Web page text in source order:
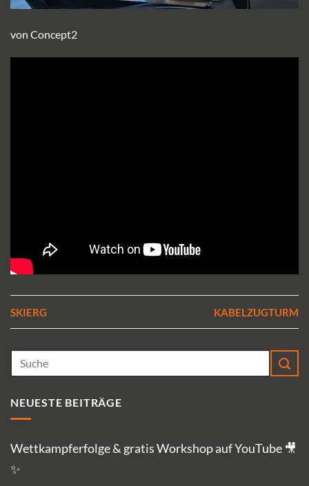
von Concept2
SKIERG KABELZUGTURM
NEUESTE BEITRÄGE
Wettkampferfolge & gratis Workshop auf YouTube 🎥
✨